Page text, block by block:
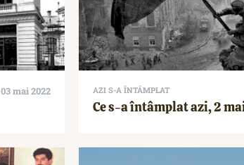
03 mai 2022 AZI S-A ÎNTÂMPLAT
Ce s-a întâmplat azi, 2